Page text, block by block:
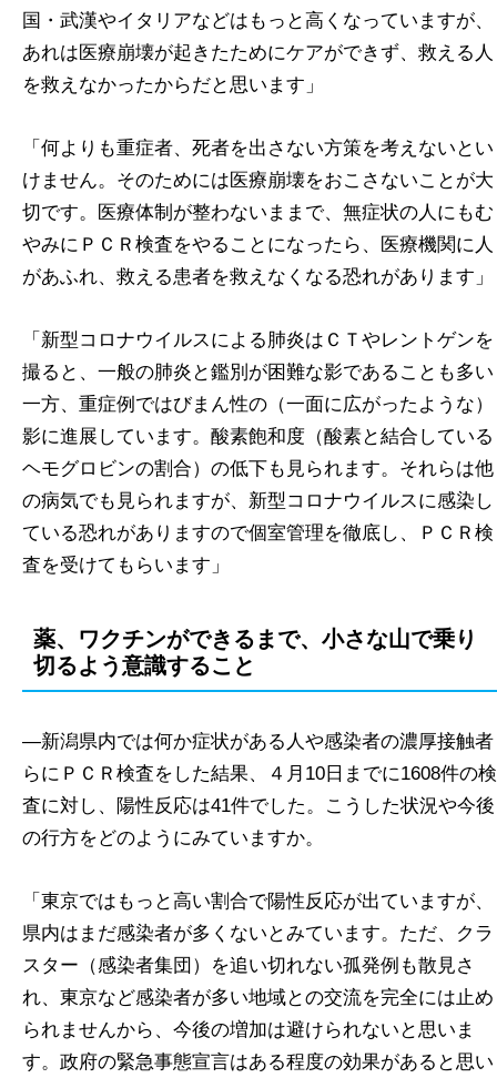
国・武漢やイタリアなどはもっと高くなっていますが、
あれは医療崩壊が起きたためにケアができず、救える人
を救えなかったからだと思います」
「何よりも重症者、死者を出さない方策を考えないとい
けません。そのためには医療崩壊をおこさないことが大
切です。医療体制が整わないままで、無症状の人にもむ
やみにＰＣＲ検査をやることになったら、医療機関に人
があふれ、救える患者を救えなくなる恐れがあります」
「新型コロナウイルスによる肺炎はＣＴやレントゲンを
撮ると、一般の肺炎と鑑別が困難な影であることも多い
一方、重症例ではびまん性の（一面に広がったような）
影に進展しています。酸素飽和度（酸素と結合している
ヘモグロビンの割合）の低下も見られます。それらは他
の病気でも見られますが、新型コロナウイルスに感染し
ている恐れがありますので個室管理を徹底し、ＰＣＲ検
査を受けてもらいます」
薬、ワクチンができるまで、小さな山で乗り
切るよう意識すること
―新潟県内では何か症状がある人や感染者の濃厚接触者
らにＰＣＲ検査をした結果、４月10日までに1608件の検
査に対し、陽性反応は41件でした。こうした状況や今後
の行方をどのようにみていますか。
「東京ではもっと高い割合で陽性反応が出ていますが、
県内はまだ感染者が多くないとみています。ただ、クラ
スター（感染者集団）を追い切れない孤発例も散見さ
れ、東京など感染者が多い地域との交流を完全には止め
られませんから、今後の増加は避けられないと思いま
す。政府の緊急事態宣言はある程度の効果があると思い